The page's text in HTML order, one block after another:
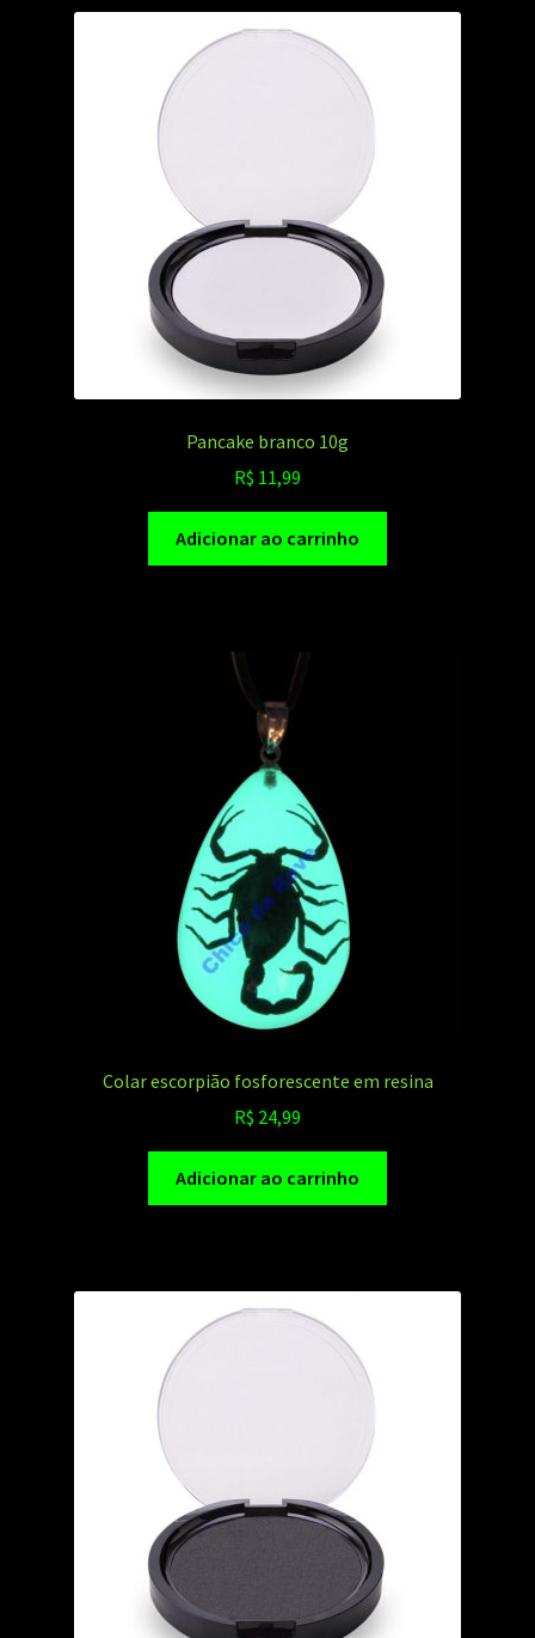
Pancake branco 10g
R$ 11,99
Adicionar ao carrinho
Colar escorpião fosforescente em resina
R$ 24,99
Adicionar ao carrinho